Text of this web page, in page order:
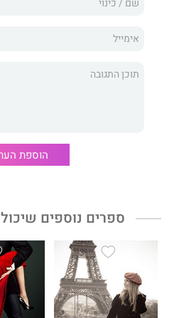
הוספת
ספרים נוספים